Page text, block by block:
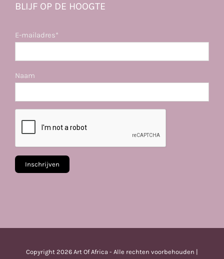
BLIJF OP DE HOOGTE
E-mailadres*
Naam
Copyright 2026 Art Of Africa - Alle rechten voorbehouden |